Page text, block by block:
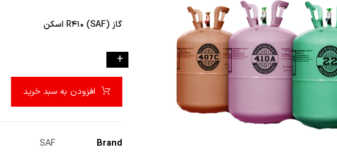
گاز (SAF) R۴۱۰ اسکن
+
افزودن به سبد خرید
Brand
SAF